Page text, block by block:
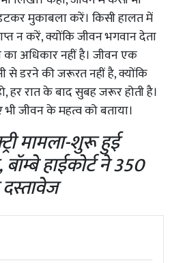
मुकाबला करें। किसी हालत में
न करें, क्योंकि जीवन भगवान देता
अधिकार नहीं है। जीवन एक
से डरने की जरूरत नहीं है, क्योंकि
हर रात के बाद सुबह जरूर होती है।
जीवन के महत्व को बताया।
मामला-शुरू हुई
बॉम्बे हाईकोर्ट ने 350